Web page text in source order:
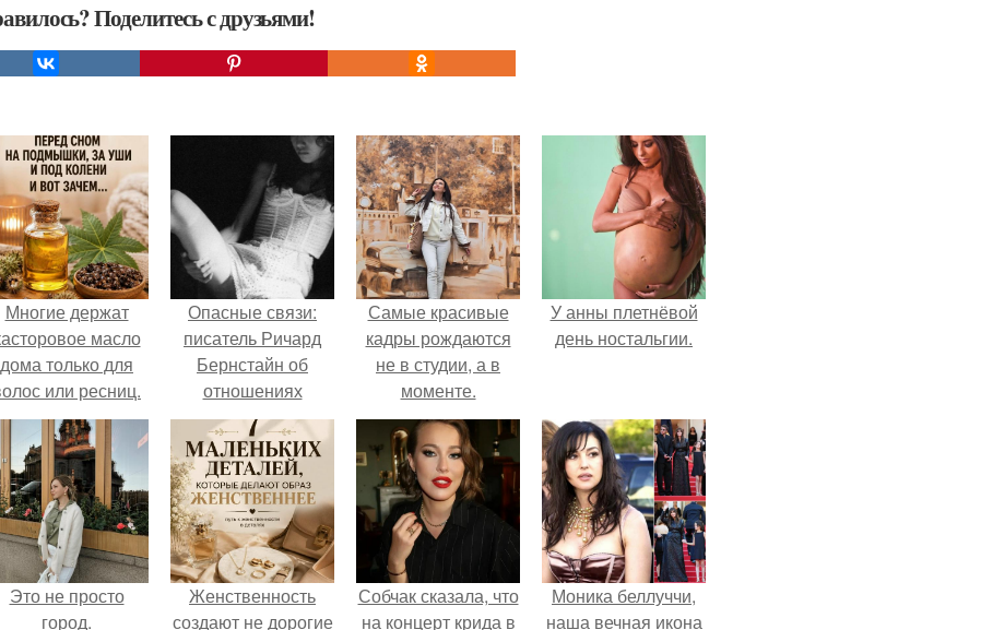
Поделитесь с друзьями!
Многие держат
масло
дома только для
или ресниц.
Опасные связи:
писатель Ричард
Бернстайн об
отношениях
западных мужчин с
азиатками.
Самые красивые
кадры рождаются
не в студии, а в
моменте.
У анны плетнёвой
день ностальгии.
Это не просто
город.
Женственность
создают не дорогие
Собчак сказала, что
на концерт крида в
Моника беллуччи,
наша вечная икона